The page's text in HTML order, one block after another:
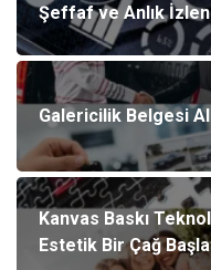
Şeffaf ve Anlık
Galericilik Belgesi
Kanvas Baskı
Estetik Bir Çağ